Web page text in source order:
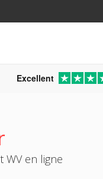
Excellent
WV en ligne